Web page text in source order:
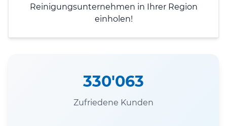
Reinigungsunternehmen in Ihrer Region
einholen!
330'063
Zufriedene Kunden